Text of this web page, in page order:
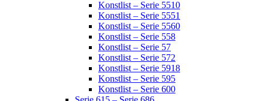
Konstlist – Serie 5510
Konstlist – Serie 5551
Konstlist – Serie 5560
Konstlist – Serie 558
Konstlist – Serie 57
Konstlist – Serie 572
Konstlist – Serie 5918
Konstlist – Serie 595
Konstlist – Serie 600